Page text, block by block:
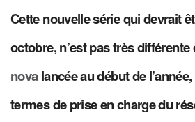
Cette nouvelle série qui devrait
octobre, n’est pas très différente
nova lancée au début de
termes de prise en charge du